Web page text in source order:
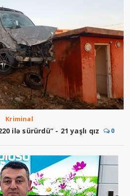
Kriminal
ilə sürürdü” - 21 yaşlı qız 0